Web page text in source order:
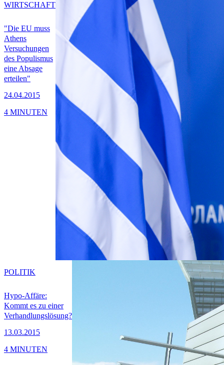
"Die EU muss
Athens
Versuchungen
des Populismus
eine Absage
erteilen"
24.04.2015
WIRTSCHAFT
4 MINUTEN
Hypo-Affäre:
Kommt es zu einer
Verhandlungslösung?
13.03.2015
POLITIK
4 MINUTEN